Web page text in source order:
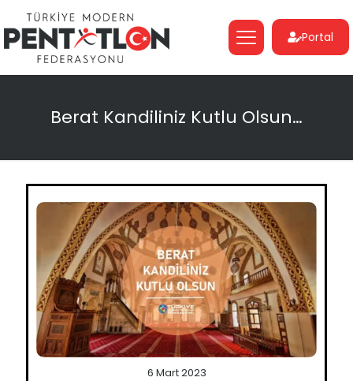
Portal
Berat Kandiliniz Kutlu Olsun…
6 Mart 2023